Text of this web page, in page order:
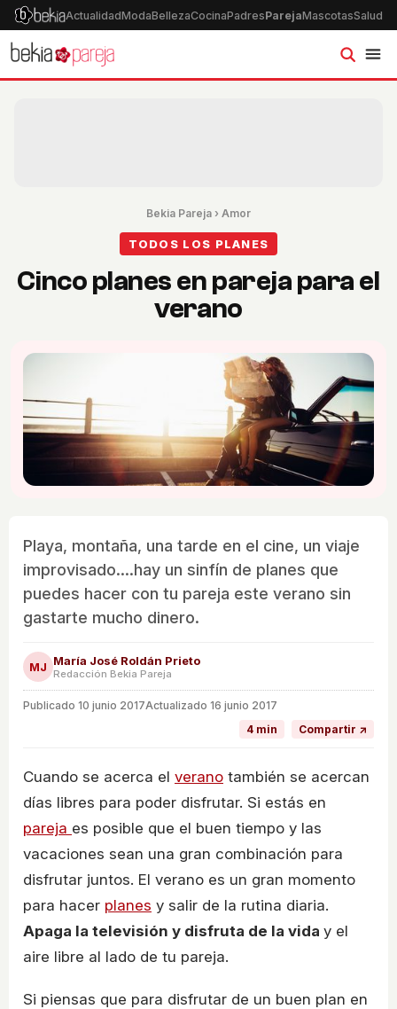
ActualidadModaBellezaCocinaPadresParejaMascotasSalud
Bekia Pareja › Amor
TODOS LOS PLANES
Cinco planes en pareja para el
verano
Playa, montaña, una tarde en el cine, un viaje
improvisado....hay un sinfín de planes que
puedes hacer con tu pareja este verano sin
gastarte mucho dinero.
MJ María José Roldán Prieto
Redacción Bekia Pareja
Publicado 10 junio 2017Actualizado 16 junio 2017
4 min
Compartir ↗
Cuando se acerca el verano también se acercan
días libres para poder disfrutar. Si estás en
pareja es posible que el buen tiempo y las
vacaciones sean una gran combinación para
disfrutar juntos. El verano es un gran momento
para hacer planes y salir de la rutina diaria.
Apaga la televisión y disfruta de la vida y el
aire libre al lado de tu pareja.
Si piensas que para disfrutar de un buen plan en